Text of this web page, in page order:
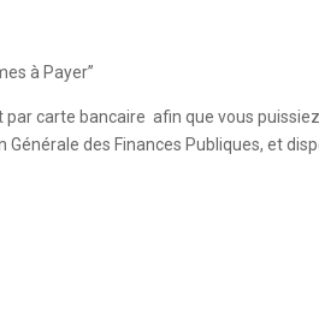
à Payer”
par carte bancaire afin que vous
Générale des Finances Publiques, et